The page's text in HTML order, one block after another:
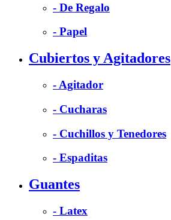
- De Regalo
- Papel
Cubiertos y Agitadores
- Agitador
- Cucharas
- Cuchillos y Tenedores
- Espaditas
Guantes
- Latex